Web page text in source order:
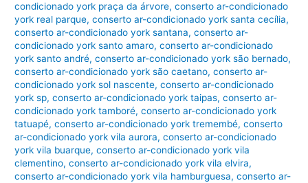
condicionado york praça da árvore,conserto ar-condicionado
york real parque,conserto ar-condicionado york santa cecília,
conserto ar-condicionado york santana,conserto ar-
condicionado york santo amaro,conserto ar-condicionado
york santo andré,conserto ar-condicionado york são bernado,
conserto ar-condicionado york são caetano,conserto ar-
condicionado york sol nascente,conserto ar-condicionado
york sp,conserto ar-condicionado york taipas,conserto ar-
condicionado york tamboré,conserto ar-condicionado york
tatuapé,conserto ar-condicionado york tremembé,conserto
ar-condicionado york vila aurora,conserto ar-condicionado
york vila buarque,conserto ar-condicionado york vila
clementino,conserto ar-condicionado york vila elvira,
conserto ar-condicionado york vila hamburguesa,conserto ar-